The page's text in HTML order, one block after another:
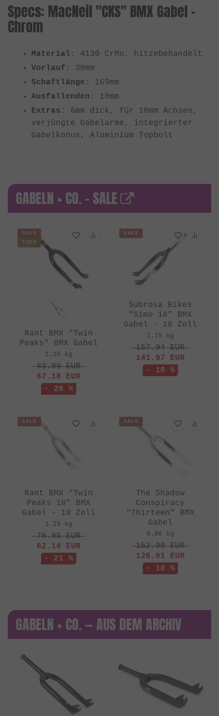
Specs: MacNeil "CKS" BMX Gabel -
Chrom
Material : 4130 CrMo, hitzebehandelt
Vorlauf : 30mm
Schaftlänge : 169mm
Ausfallenden : 10mm
Extras : 6mm dick, für 10mm Achsen,
verjüngte Gabelarme, integrierter
Gabelkonus, Aluminium Topbolt
GABELN + CO. - SALE
SALE
TIPP
Rant BMX "Twin
Peaks" BMX Gabel
1.15 kg
83.99EUR
67.18 EUR
- 20 %
SALE
Subrosa Bikes
"Simo 18" BMX
Gabel - 18 Zoll
1.15 kg
157.94EUR
141.97 EUR
- 10 %
SALE
Rant BMX "Twin
Peaks 18" BMX
Gabel - 18 Zoll
1.15 kg
78.95EUR
62.14 EUR
- 21 %
SALE
The Shadow
Conspiracy
"Thirteen" BMX
Gabel
0.86 kg
152.90EUR
126.01 EUR
- 18 %
GABELN + CO. — AUS DEM ARCHIV